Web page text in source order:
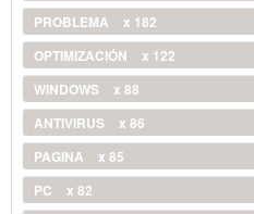
PROBLEMA
x 182
OPTIMIZACIÓN
x 122
WINDOWS
x 88
ANTIVIRUS
x 86
PAGINA
x 85
PC
x 82